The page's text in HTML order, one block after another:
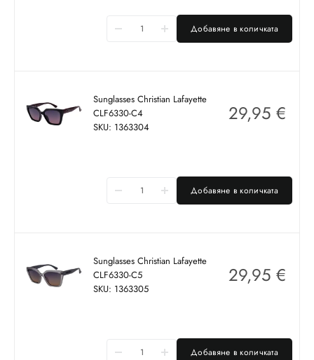
Добавяне в количката
Sunglasses Christian Lafayette
CLF6330-C4
SKU: 1363304
29,95 €
Добавяне в количката
Sunglasses Christian Lafayette
CLF6330-C5
SKU: 1363305
29,95 €
Добавяне в количката